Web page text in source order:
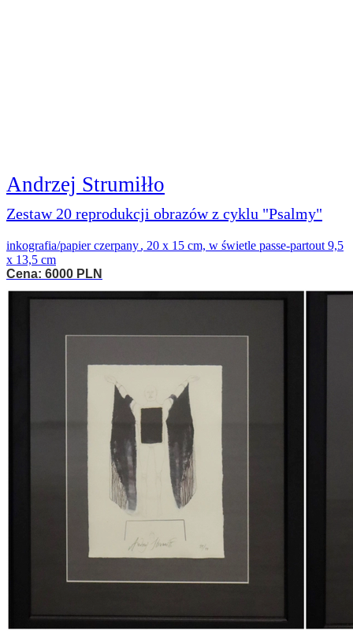
Andrzej Strumiłło
Zestaw 20 reprodukcji obrazów z cyklu "Psalmy"
inkografia/papier czerpany, 20 x 15 cm, w świetle passe-partout 9,5
x 13,5 cm
Cena: 6000 PLN